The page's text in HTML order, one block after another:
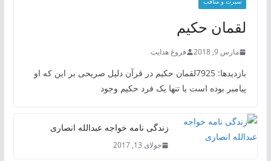
لقمان حکیم
مارس 9, 2018 فروغ هدایت
بازدیدها: 7925لقمان حکیم در قرآن دلیل صریحی بر این که او
پیامبر بوده است یا تنها یک فرد حکیم وجود
زندگی نامه خواجه عبدالله انصاری
جولای 13, 2017